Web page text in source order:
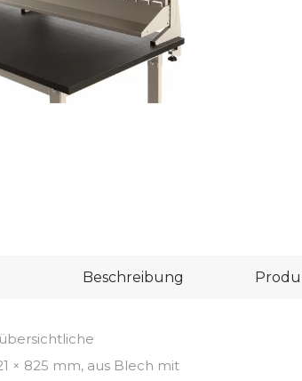
Beschreibung
× 825 mm, aus Blech mit